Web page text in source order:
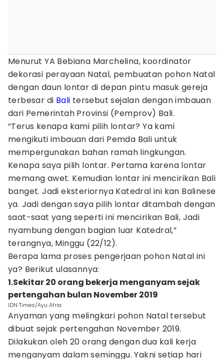
Menurut YA Bebiana Marchelina, koordinator
dekorasi perayaan Natal, pembuatan pohon Natal
dengan daun lontar di depan pintu masuk gereja
terbesar di Bali tersebut sejalan dengan imbauan
dari Pemerintah Provinsi (Pemprov) Bali.
“Terus kenapa kami pilih lontar? Ya kami
mengikuti imbauan dari Pemda Bali untuk
mempergunakan bahan ramah lingkungan.
Kenapa saya pilih lontar. Pertama karena lontar
memang awet. Kemudian lontar ini mencirikan Bali
banget. Jadi eksteriornya Katedral ini kan Balinese
ya. Jadi dengan saya pilih lontar ditambah dengan
saat-saat yang seperti ini mencirikan Bali, Jadi
nyambung dengan bagian luar Katedral,”
terangnya, Minggu (22/12).
Berapa lama proses pengerjaan pohon Natal ini
ya? Berikut ulasannya:
1.Sekitar 20 orang bekerja menganyam sejak
pertengahan bulan November 2019
IDN Times/Ayu Afria
Anyaman yang melingkari pohon Natal tersebut
dibuat sejak pertengahan November 2019.
Dilakukan oleh 20 orang dengan dua kali kerja
menganyam dalam seminggu. Yakni setiap hari